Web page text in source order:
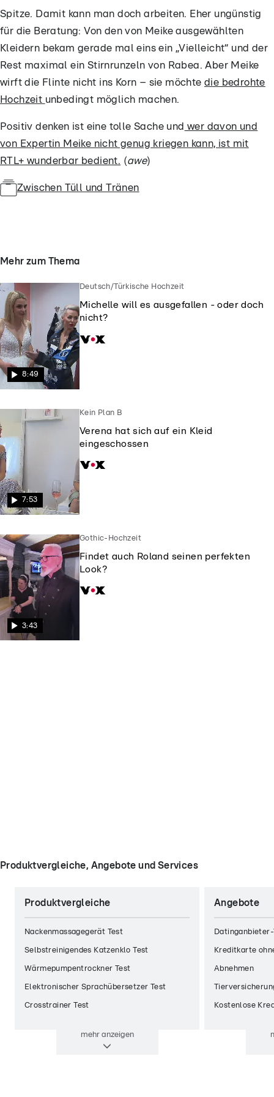
Spitze. Damit kann man doch arbeiten. Eher ungünstig
für die Beratung: Von den von Meike ausgewählten
Kleidern bekam gerade mal eins ein „Vielleicht“ und der
Rest maximal ein Stirnrunzeln von Rabea. Aber Meike
wirft die Flinte nicht ins Korn – sie möchte die bedrohte
Hochzeit unbedingt möglich machen.
Positiv denken ist eine tolle Sache und wer davon und
von Expertin Meike nicht genug kriegen kann, ist mit
RTL+ wunderbar bedient. (awe)
Zwischen Tüll und Tränen
Mehr zum Thema
8:49
Deutsch/Türkische Hochzeit
Michelle will es ausgefallen - oder doch
nicht?
7:53
Kein Plan B
Verena hat sich auf ein Kleid
eingeschossen
3:43
Gothic-Hochzeit
Findet auch Roland seinen perfekten
Look?
Produktvergleiche, Angebote und Services
Produktvergleiche
Nackenmassagegerät Test
Selbstreinigendes Katzenklo Test
Wärmepumpentrockner Test
Elektronischer Sprachübersetzer Test
Crosstrainer Test
mehranzeigen
Angebote
Kreditkarte
Abnehmen
Kostenlose